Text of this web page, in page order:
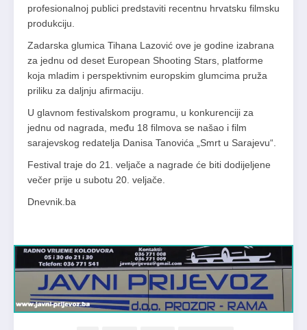
profesionalnoj publici predstaviti recentnu hrvatsku filmsku
produkciju.
Zadarska glumica Tihana Lazović ove je godine izabrana
za jednu od deset European Shooting Stars, platforme
koja mladim i perspektivnim europskim glumcima pruža
priliku za daljnju afirmaciju.
U glavnom festivalskom programu, u konkurenciji za
jednu od nagrada, među 18 filmova se našao i film
sarajevskog redatelja Danisa Tanovića „Smrt u Sarajevu“.
Festival traje do 21. veljače a nagrade će biti dodijeljene
večer prije u subotu 20. veljače.
Dnevnik.ba